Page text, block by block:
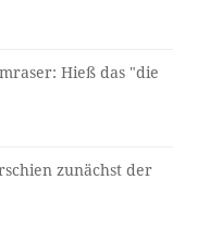
Hieß das "die
zunächst der